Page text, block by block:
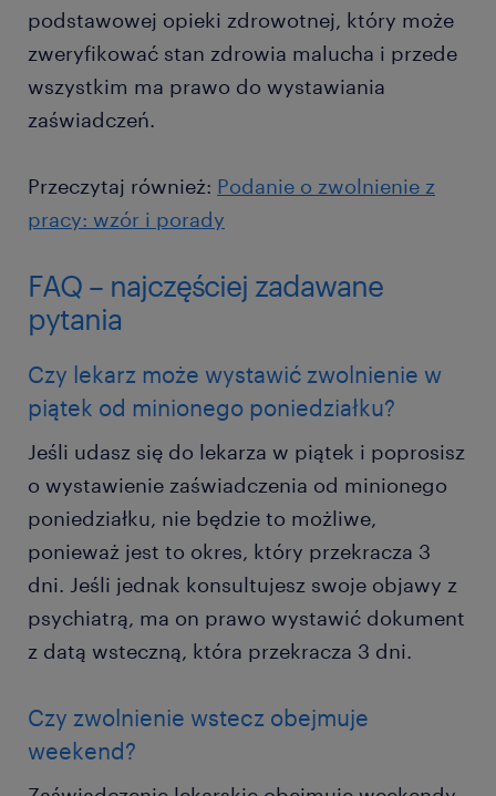
podstawowej opieki zdrowotnej, który może
zweryfikować stan zdrowia malucha i przede
wszystkim ma prawo do wystawiania
zaświadczeń.
Przeczytaj również: Podanie o zwolnienie z
pracy: wzór i porady
FAQ – najczęściej zadawane
pytania
Czy lekarz może wystawić zwolnienie w
piątek od minionego poniedziałku?
Jeśli udasz się do lekarza w piątek i poprosisz
o wystawienie zaświadczenia od minionego
poniedziałku, nie będzie to możliwe,
ponieważ jest to okres, który przekracza 3
dni. Jeśli jednak konsultujesz swoje objawy z
psychiatrą, ma on prawo wystawić dokument
z datą wsteczną, która przekracza 3 dni.
Czy zwolnienie wstecz obejmuje
weekend?